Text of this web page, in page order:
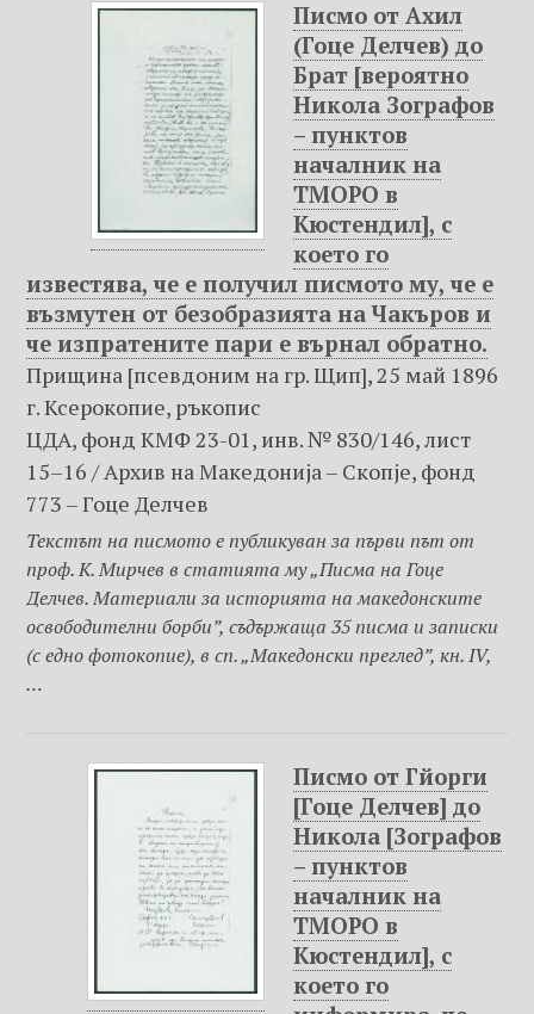
Писмо от Ахил
(Гоце Делчев) до
Брат [вероятно
Никола Зографов
– пунктов
началник на
ТМОРО в
Кюстендил], с
което го
известява, че е получил писмото му, че е
възмутен от безобразията на Чакъров и
че изпратените пари е върнал обратно.
Прищина [псевдоним на гр. Щип], 25 май 1896
г. Ксерокопие, ръкопис
ЦДА, фонд КМФ 23-01, инв. № 830/146, лист
15–16 / Архив на Македониjа – Скопje, фонд
773 – Гоце Делчев
Текстът на писмото е публикуван за първи път от
проф. К. Мирчев в статията му „Писма на Гоце
Делчев. Материали за историята на македонските
освободителни борби”, съдържаща 35 писма и записки
(с едно фотокопие), в сп. „Македонски преглед”, кн. IV,
…
Писмо от Гйорги
[Гоце Делчев] до
Никола [Зографов
– пунктов
началник на
ТМОРО в
Кюстендил], с
което го